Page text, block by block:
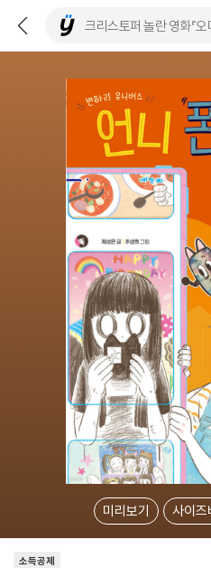
미리보기 사이즈
소득공제